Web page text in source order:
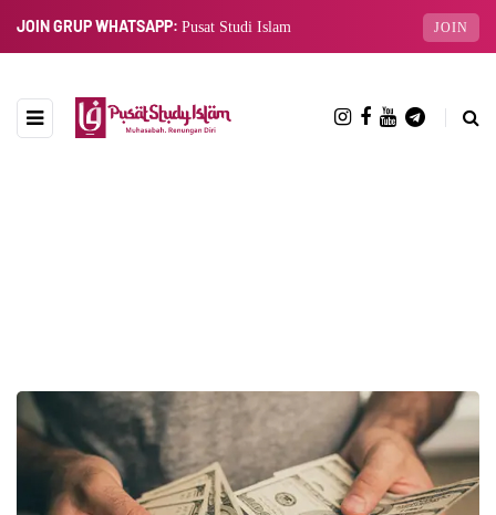
JOIN GRUP WHATSAPP: Pusat Studi Islam JOIN